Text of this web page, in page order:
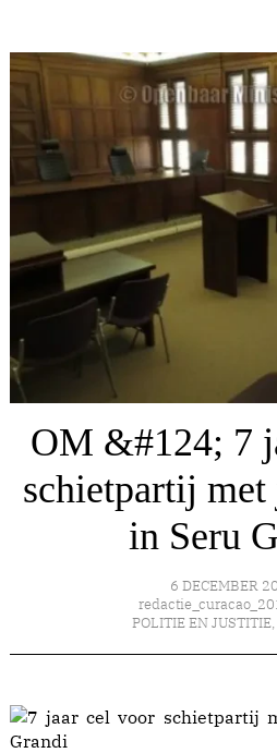
OM &#124; 7
schietpartij met
in Seru
6 DECEMBER
POLITIE EN JUSTITIE,